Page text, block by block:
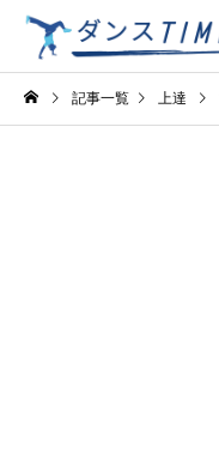
記事一覧 上達